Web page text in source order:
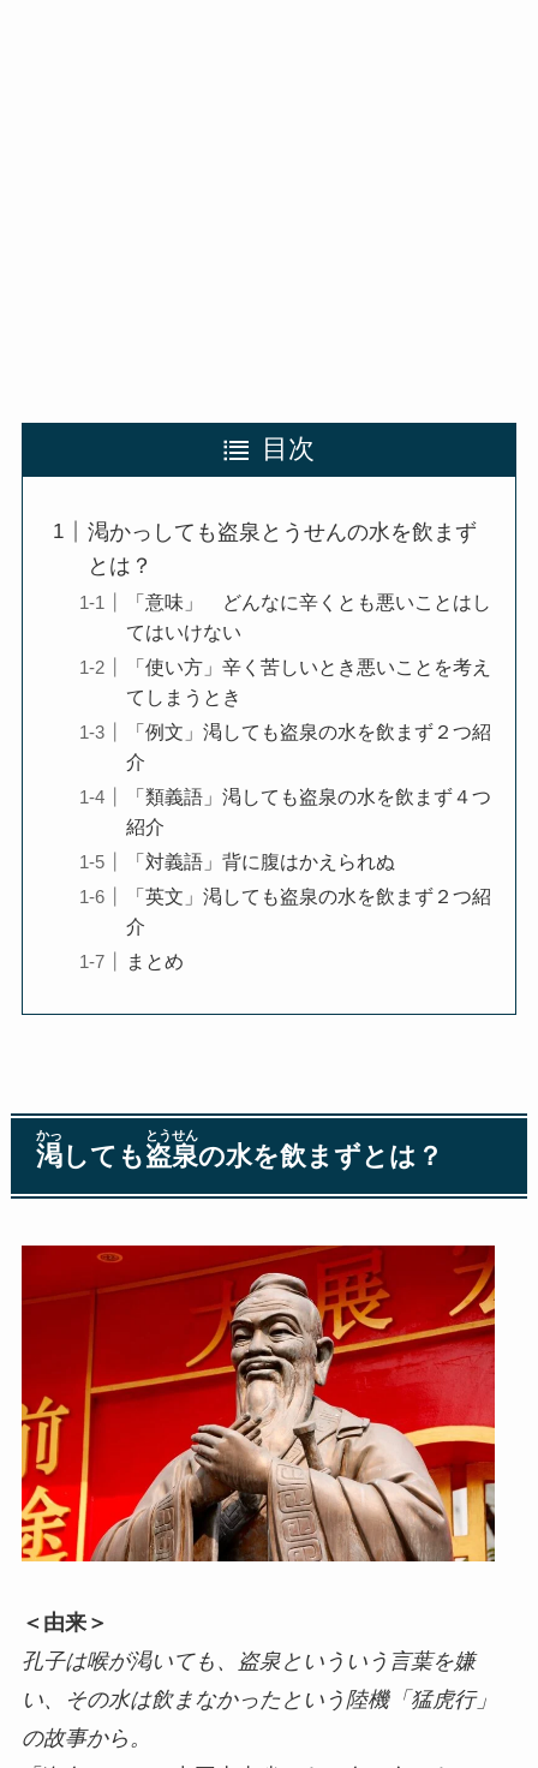
目次
渇かっしても盗泉とうせんの水を飲まず
とは？
「意味」 どんなに辛くとも悪いことはし
てはいけない
「使い方」辛く苦しいとき悪いことを考え
てしまうとき
「例文」渇しても盗泉の水を飲まず２つ紹
介
「類義語」渇しても盗泉の水を飲まず４つ
紹介
「対義語」背に腹はかえられぬ
「英文」渇しても盗泉の水を飲まず２つ紹
介
まとめ
渇
かっ
しても盗泉
とうせん
の水を飲まずとは？
＜由来＞
孔子は喉が渇いても、盗泉といういう言葉を嫌
い、その水は飲まなかったという陸機「猛虎行」
の故事から。